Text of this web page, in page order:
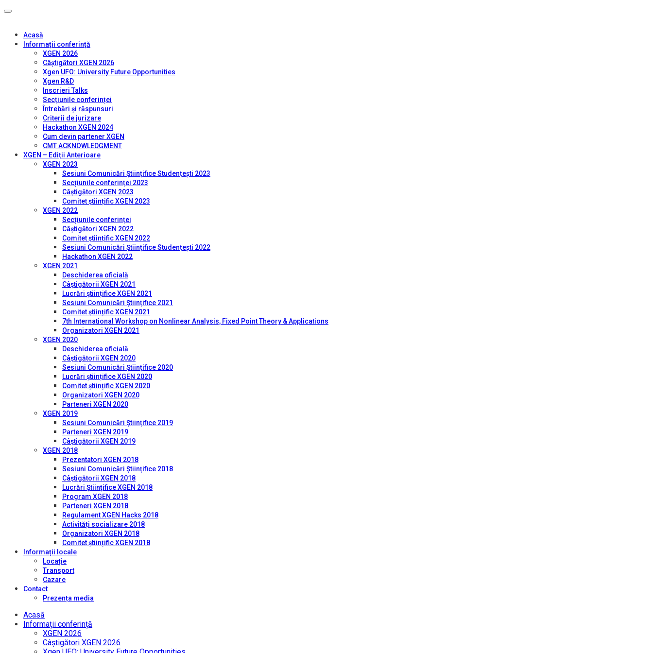
Acasă
Informații conferință
XGEN 2026
Câștigători XGEN 2026
Xgen UFO: University Future Opportunities
Xgen R&D
Inscrieri Talks
Secțiunile conferinței
Întrebări și răspunsuri
Criterii de jurizare
Hackathon XGEN 2024
Cum devin partener XGEN
CMT ACKNOWLEDGMENT
XGEN – Ediții Anterioare
XGEN 2023
Sesiuni Comunicări Științifice Studențești 2023
Secțiunile conferinței 2023
Câștigători XGEN 2023
Comitet științific XGEN 2023
XGEN 2022
Secțiunile conferinței
Câștigători XGEN 2022
Comitet științific XGEN 2022
Sesiuni Comunicări Științifice Studențești 2022
Hackathon XGEN 2022
XGEN 2021
Deschiderea oficială
Câștigătorii XGEN 2021
Lucrări științifice XGEN 2021
Sesiuni Comunicări Științifice 2021
Comitet științific XGEN 2021
7th International Workshop on Nonlinear Analysis, Fixed Point Theory & Applications
Organizatori XGEN 2021
XGEN 2020
Deschiderea oficială
Câștigătorii XGEN 2020
Sesiuni Comunicări Științifice 2020
Lucrări științifice XGEN 2020
Comitet științific XGEN 2020
Organizatori XGEN 2020
Parteneri XGEN 2020
XGEN 2019
Sesiuni Comunicări Științifice 2019
Parteneri XGEN 2019
Câștigătorii XGEN 2019
XGEN 2018
Prezentatori XGEN 2018
Sesiuni Comunicări Științifice 2018
Câștigătorii XGEN 2018
Lucrări Științifice XGEN 2018
Program XGEN 2018
Parteneri XGEN 2018
Regulament XGEN Hacks 2018
Activități socializare 2018
Organizatori XGEN 2018
Comitet științific XGEN 2018
Informații locale
Locație
Transport
Cazare
Contact
Prezența media
Acasă
Informații conferință
XGEN 2026
Câștigători XGEN 2026